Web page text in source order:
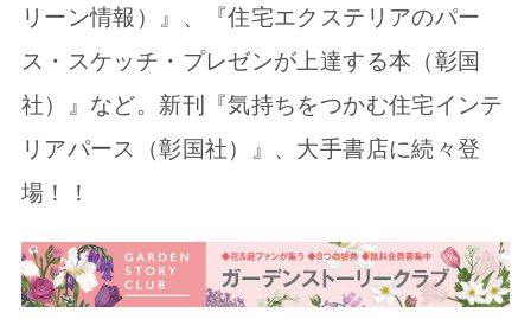
リーン情報）』、『住宅エクステリアのパー
ス・スケッチ・プレゼンが上達する本（彰国
社）』など。新刊『気持ちをつかむ住宅インテ
リアパース（彰国社）』、大手書店に続々登
場！！